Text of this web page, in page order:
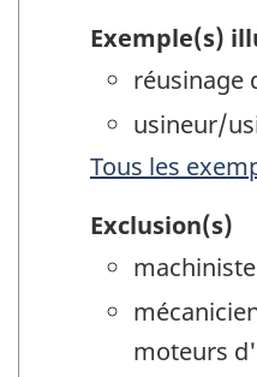
Exemple(s)
réusinage
usineur/
Tous les
Exclusion(s)
moteurs